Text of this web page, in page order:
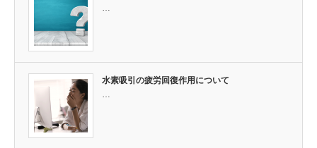
…
水素吸引の疲労回復作用について
…